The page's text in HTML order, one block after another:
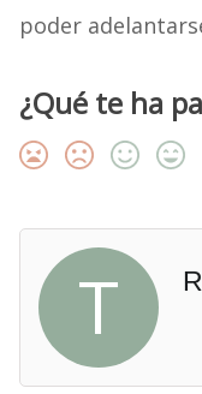
poder
¿Qué te ha
T